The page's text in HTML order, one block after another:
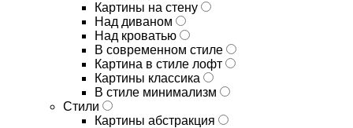
Картины на стену
Над диваном
Над кроватью
В современном стиле
Картина в стиле лофт
Картины классика
В стиле минимализм
Стили
Картины абстракция